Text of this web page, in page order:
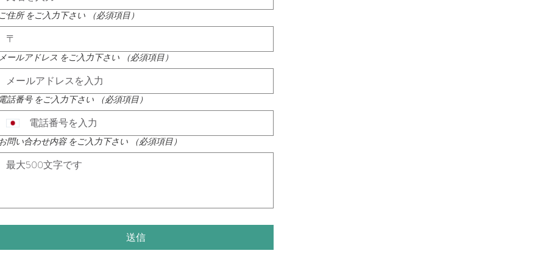
住所 をご入力下さい （必須項目）
ールアドレス をご入力下さい （必須項目）
話番号 をご入力下さい （必須項目）
問い合わせ内容 をご入力下さい （必須項目）
送信